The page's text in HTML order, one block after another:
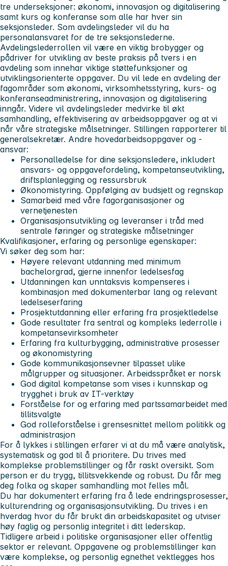
tre underseksjoner: økonomi, innovasjon og digitalisering
samt kurs og konferanse som alle har hver sin
seksjonsleder. Som avdelingsleder vil du ha
personalansvaret for de tre seksjonslederne.
Avdelingslederrollen vil være en viktig brobygger og
pådriver for utvikling av beste praksis på tvers i en
avdeling som innehar viktige støttefunksjoner og
utviklingsorienterte oppgaver. Du vil lede en avdeling der
fagområder som økonomi, virksomhetsstyring, kurs- og
konferanseadministrering, innovasjon og digitalisering
inngår. Videre vil avdelingsleder medvirke til økt
samhandling, effektivisering av arbeidsoppgaver og at vi
når våre strategiske målsetninger. Stillingen rapporterer til
generalsekretær. Andre hovedarbeidsoppgaver og -
ansvar:
Personalledelse for dine seksjonsledere, inkludert
ansvars- og oppgavefordeling, kompetanseutvikling,
driftsplanlegging og ressursbruk
Økonomistyring. Oppfølging av budsjett og regnskap
Samarbeid med våre fagorganisasjoner og
vernetjenesten
Organisasjonsutvikling og leveranser i tråd med
sentrale føringer og strategiske målsetninger
Kvalifikasjoner, erfaring og personlige egenskaper:
Vi søker deg som har:
Høyere relevant utdanning med minimum
bachelorgrad, gjerne innenfor ledelsesfag
Utdanningen kan unntaksvis kompenseres i
kombinasjon med dokumenterbar lang og relevant
ledelseserfaring
Prosjektutdanning eller erfaring fra prosjektledelse
Gode resultater fra sentral og kompleks lederrolle i
kompetansevirksomheter
Erfaring fra kulturbygging, administrative prosesser
og økonomistyring
Gode kommunikasjonsevner tilpasset ulike
målgrupper og situasjoner. Arbeidsspråket er norsk
God digital kompetanse som vises i kunnskap og
trygghet i bruk av IT-verktøy
Forståelse for og erfaring med partssamarbeidet med
tillitsvalgte
God rolleforståelse i grensesnittet mellom politikk og
administrasjon
For å lykkes i stillingen erfarer vi at du må være analytisk,
systematisk og god til å prioritere. Du trives med
komplekse problemstillinger og får raskt oversikt. Som
person er du trygg, tillitsvekkende og robust. Du får meg
deg folka og skaper samhandling mot felles mål.
Du har dokumentert erfaring fra å lede endringsprosesser,
kulturendring og organisasjonsutvikling. Du trives i en
hverdag hvor du får brukt din arbeidskapasitet og utviser
høy faglig og personlig integritet i ditt lederskap.
Tidligere arbeid i politiske organisasjoner eller offentlig
sektor er relevant. Oppgavene og problemstillinger kan
være komplekse, og personlig egnethet vektlegges hos